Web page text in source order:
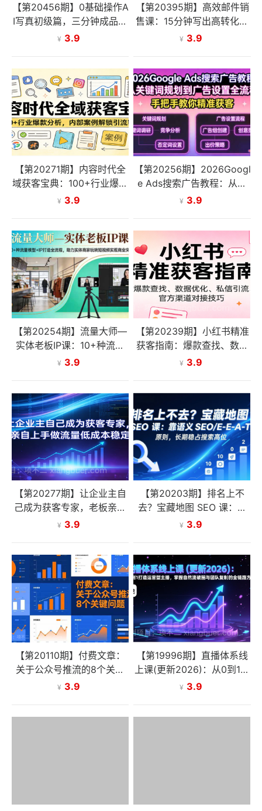
【第20456期】0基础操作A
I写真初级篇，三分钟成品，
无瑕疵，引流涨粉速成秘籍
¥ 3.9
【第20395期】高效邮件销
售课：15分钟写出高转化邮
件，四步公式+故事技巧，3
¥ 3.9
【第20271期】内容时代全
域获客宝典：100+行业爆款
分析，内部案例解锁引流密
¥ 3.9
【第20256期】2026Googl
e Ads搜索广告教程：从关
键词规划到广告设置全流
¥ 3.9
【第20254期】流量大师—
实体老板IP课：10+种流量
模型+IP打造全流程，助力
¥ 3.9
【第20239期】小红书精准
获客指南：爆款查找、数据
优化、私信引流、官方渠道
¥ 3.9
【第20277期】让企业主自
己成为获客专家，老板亲自
上手做流量低成本稳定获客
¥ 3.9
【第20203期】排名上不
去？宝藏地图 SEO 课：靠
语义 SEO+E-E-A-T 原则，
¥ 3.9
【第20110期】付费文章：
关于公众号推流的8个关键
问题
¥ 3.9
【第19996期】直播体系线
上课(更新2026)：从0到1打
造运营型主播，掌握自然流
¥ 3.9